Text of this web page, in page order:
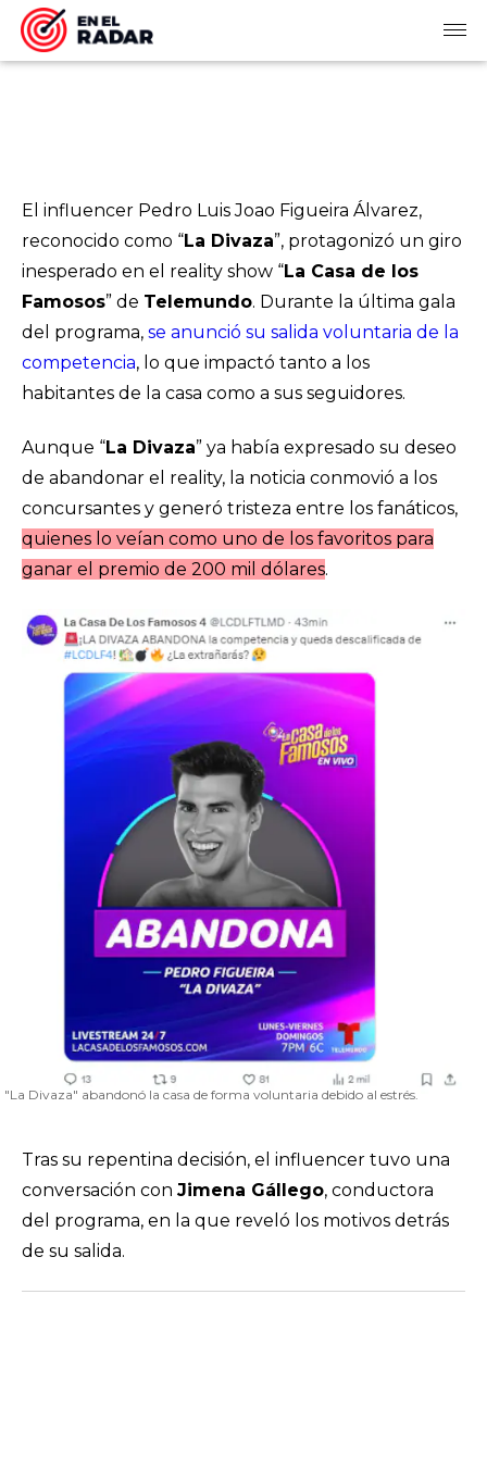
El influencer Pedro Luis Joao Figueira Álvarez,
reconocido como “La Divaza”, protagonizó un giro
inesperado en el reality show “La Casa de los
Famosos” de Telemundo. Durante la última gala
del programa, se anunció su salida voluntaria de la
competencia, lo que impactó tanto a los
habitantes de la casa como a sus seguidores.
Aunque “La Divaza” ya había expresado su deseo
de abandonar el reality, la noticia conmovió a los
concursantes y generó tristeza entre los fanáticos,
quienes lo veían como uno de los favoritos para
ganar el premio de 200 mil dólares.
"La Divaza" abandonó la casa de forma voluntaria debido al estrés.
Tras su repentina decisión, el influencer tuvo una
conversación con Jimena Gállego, conductora
del programa, en la que reveló los motivos detrás
de su salida.